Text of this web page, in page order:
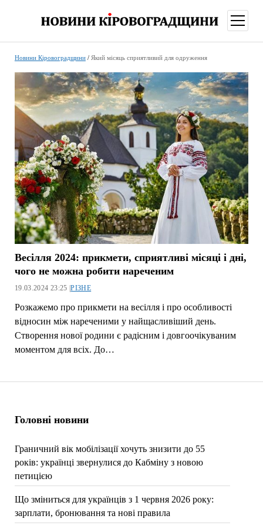
меню
Головні новини
Граничний вік мобілізації хочуть знизити до 55
років: українці звернулися до Кабміну з новою
петицією
Що зміниться для українців з 1 червня 2026 року:
зарплати, бронювання та нові правила
Новини Кіровоградщини/ Який місяць сприятливий для одруження
Весілля 2024: прикмети, сприятливі місяці і дні,
чого не можна робити нареченим
19.03.2024 23:25 |РІЗНЕ
Розкажемо про прикмети на весілля і про особливості
відносин між нареченими у найщасливіший день.
Створення нової родини є радісним і довгоочікуваним
моментом для всіх. До…